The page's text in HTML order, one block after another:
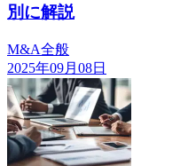
別に解説
M&A全般
2025年09月08日